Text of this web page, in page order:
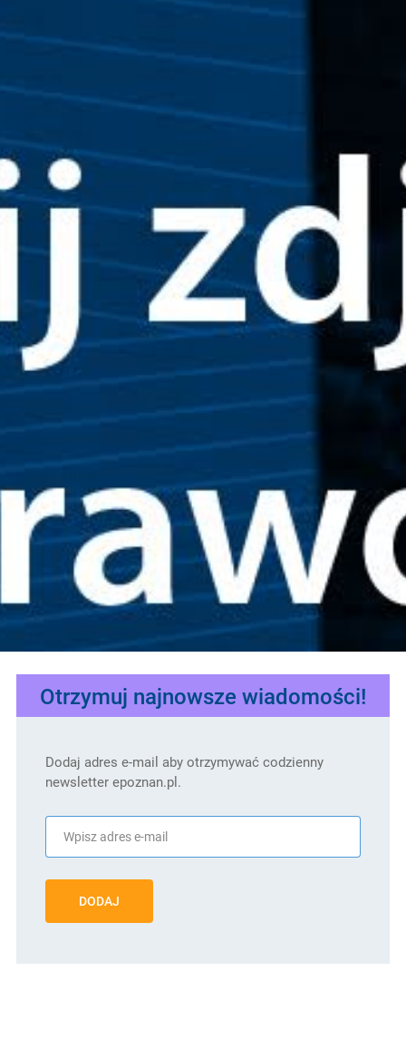
Otrzymuj najnowsze wiadomości!
Dodaj adres e-mail aby otrzymywać codzienny
newsletter epoznan.pl.
DODAJ